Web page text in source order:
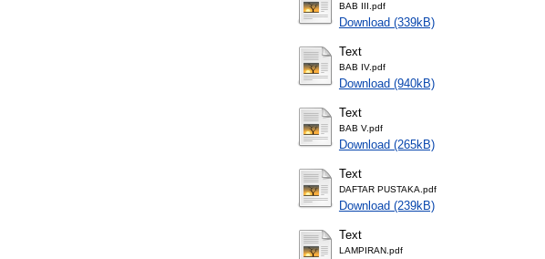
BAB III.pdf
Download (339kB)
Text
BAB IV.pdf
Download (940kB)
Text
BAB V.pdf
Download (265kB)
Text
DAFTAR PUSTAKA.pdf
Download (239kB)
Text
LAMPIRAN.pdf